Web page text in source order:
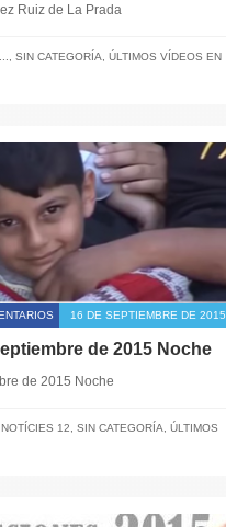
Ruiz de La Prada
SIN CATEGORÍA
ÚLTIMOS VÍDEOS EN
16 DE SEPTIEMBRE DE 2015
de 2015 Noche
de 2015 Noche
NOTÍCIES 12 SIN CATEGORÍA
ÚLTIMOS